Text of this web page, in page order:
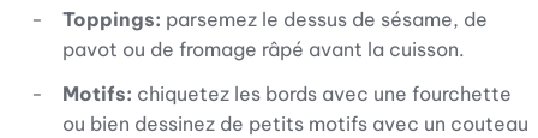
Toppings: parsemez le dessus de sésame, de
pavot ou de fromage râpé avant la cuisson.
Motifs: chiquetez les bords avec une fourchette
ou bien dessinez de petits motifs avec un couteau